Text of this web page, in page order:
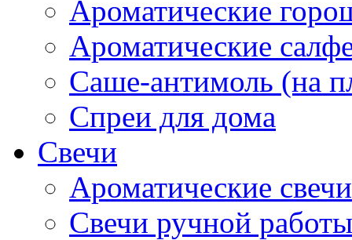
Ароматические
Ароматические
Саше-антимоль (на
Спреи для дома
Свечи
Ароматические свечи
Свечи ручной работы